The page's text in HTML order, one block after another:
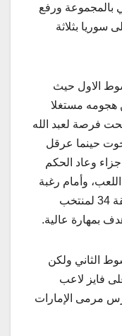
بالمجموعة ورفع
على سوريا بثلاثة
الاول حيث
مستغلا
فرصة لعبد الله
حينما عرقل
وعاد الحكم
اللعب، وأمام رغبة
“الأبيض” في التسجيل ابتسمت الدقيقة 34 لمنتخب
بمهارة عالية.
الثاني ولكن
فايز لاعب
مرمى الإمارات